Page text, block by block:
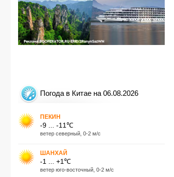
Погода в Китае на 06.08.2026
ПЕКИН
-9 ... -11℃
ветер северный, 0-2 м/с
ШАНХАЙ
-1 ... +1℃
ветер юго-восточный, 0-2 м/с